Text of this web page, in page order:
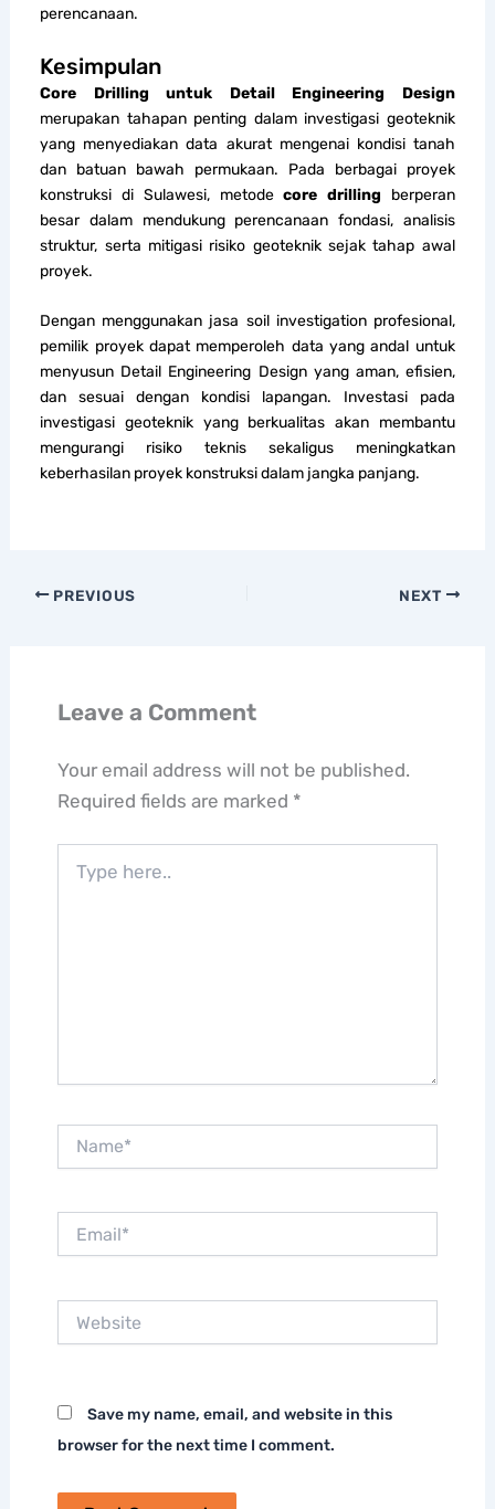
perencanaan.
Kesimpulan
Core Drilling untuk Detail Engineering Design
merupakan tahapan penting dalam investigasi geoteknik
yang menyediakan data akurat mengenai kondisi tanah
dan batuan bawah permukaan. Pada berbagai proyek
konstruksi di Sulawesi, metodecore drilling berperan
besar dalam mendukung perencanaan fondasi, analisis
struktur, serta mitigasi risiko geoteknik sejak tahap awal
proyek.
Dengan menggunakan jasa soil investigation profesional,
pemilik proyek dapat memperoleh data yang andal untuk
menyusun Detail Engineering Design yang aman, efisien,
dan sesuai dengan kondisi lapangan. Investasi pada
investigasi geoteknik yang berkualitas akan membantu
mengurangi risiko teknis sekaligus meningkatkan
keberhasilan proyek konstruksi dalam jangka panjang.
PREVIOUS NEXT
Leave a Comment
Your email address will not be published.
Required fields are marked *
here..
Save my name, email, and website in this
browser for the next time I comment.